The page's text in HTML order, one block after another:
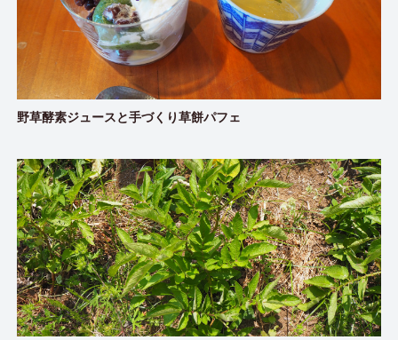
野草酵素ジュースと手づくり草餅パフェ